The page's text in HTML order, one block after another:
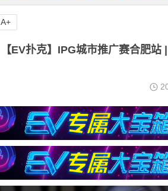
【EV扑克】IPG城市推广赛合肥
A+